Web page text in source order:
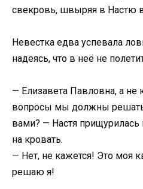
свекровь, швыряя в Настю
Невестка едва успевала
надеясь, что в неё не
— Елизавета Павловна, а не
вопросы мы должны
вами? — Настя прищурилась
на кровать.
— Нет, не кажется! Это моя
решаю я!